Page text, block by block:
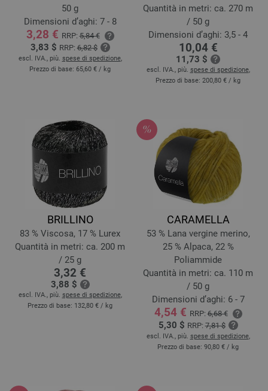
50 g
Dimensioni d’aghi: 7 - 8
3,28 € RRP:5,84 €
3,83 $ RRP:6,82 $
escl. IVA., più. spese di spedizione,
Prezzo di base: 65,60 € / kg
Quantità in metri: ca. 270 m
/ 50 g
Dimensioni d’aghi: 3,5 - 4
10,04 €
11,73 $
escl. IVA., più. spese di spedizione,
Prezzo di base: 200,80 € / kg
BRILLINO
83 % Viscosa, 17 % Lurex
Quantità in metri: ca. 200 m
/ 25 g
3,32 €
3,88 $
escl. IVA., più. spese di spedizione,
Prezzo di base: 132,80 € / kg
CARAMELLA
53 % Lana vergine merino,
25 % Alpaca, 22 %
Poliammide
Quantità in metri: ca. 110 m
/ 50 g
Dimensioni d’aghi: 6 - 7
4,54 € RRP:6,68 €
5,30 $ RRP:7,81 $
escl. IVA., più. spese di spedizione,
Prezzo di base: 90,80 € / kg